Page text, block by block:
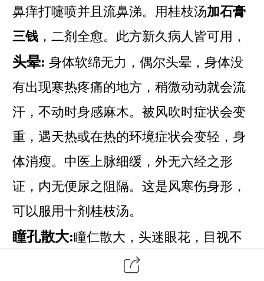
鼻痒打嚏喷并且流鼻涕。用桂枝汤加石膏
三钱 ，二剂全愈。此方新久病人皆可用，
头晕: 身体软绵无力，偶尔头晕，身体没
有出现寒热疼痛的地方，稍微动动就会流
汗，不动时身感麻木。被风吹时症状会变
重，遇天热或在热的环境症状会变轻，身
体消瘦。中医上脉细缓，外无六经之形
证，内无便尿之阻隔。这是 风寒伤身形，
可以服用十剂桂枝汤。
瞳孔散大:瞳仁散大，头迷眼花，目视不
明。伴有心中郁闷，稍微动动就会流汗